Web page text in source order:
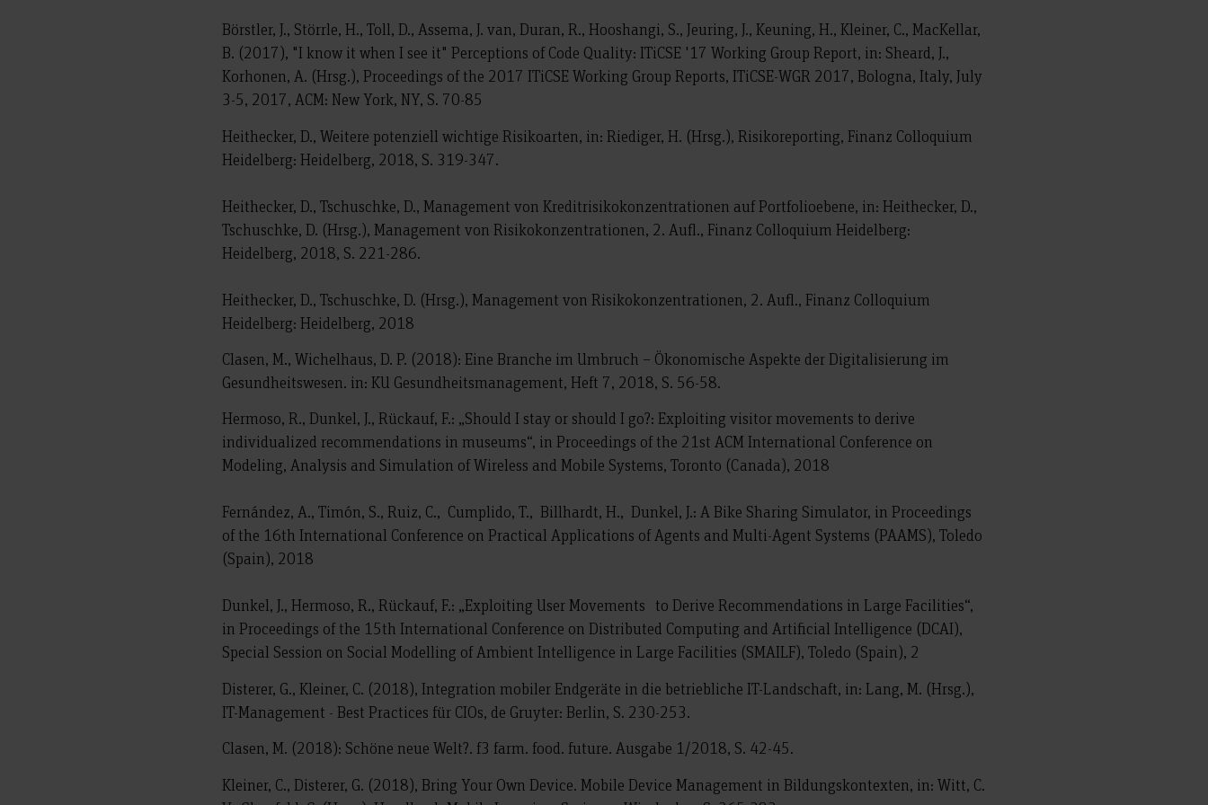
Börstler, J., Störrle, H., Toll, D., Assema, J. van, Duran, R., Hooshangi, S., Jeuring, J., Keuning, H., Kleiner, C., MacKellar,
B. (2017), "I know it when I see it" Perceptions of Code Quality: ITiCSE '17 Working Group Report, in: Sheard, J.,
Korhonen, A. (Hrsg.), Proceedings of the 2017 ITiCSE Working Group Reports, ITiCSE-WGR 2017, Bologna, Italy, July
3-5, 2017, ACM: New York, NY, S. 70-85
Heithecker, D., Weitere potenziell wichtige Risikoarten, in: Riediger, H. (Hrsg.), Risikoreporting, Finanz Colloquium
Heidelberg: Heidelberg, 2018, S. 319-347.
Heithecker, D., Tschuschke, D., Management von Kreditrisikokonzentrationen auf Portfolioebene, in: Heithecker, D.,
Tschuschke, D. (Hrsg.), Management von Risikokonzentrationen, 2. Aufl., Finanz Colloquium Heidelberg:
Heidelberg, 2018, S. 221-286.
Heithecker, D., Tschuschke, D. (Hrsg.), Management von Risikokonzentrationen, 2. Aufl., Finanz Colloquium
Heidelberg: Heidelberg, 2018
Clasen, M., Wichelhaus, D. P. (2018): Eine Branche im Umbruch – Ökonomische Aspekte der Digitalisierung im
Gesundheitswesen. in: KU Gesundheitsmanagement, Heft 7, 2018, S. 56-58.
Hermoso, R., Dunkel, J., Rückauf, F.: „Should I stay or should I go?: Exploiting visitor movements to derive
individualized recommendations in museums“, in Proceedings of the 21st ACM International Conference on
Modeling, Analysis and Simulation of Wireless and Mobile Systems, Toronto (Canada), 2018
Fernández, A., Timón, S., Ruiz, C., Cumplido, T., Billhardt, H., Dunkel, J.: A Bike Sharing Simulator, in Proceedings
of the 16th International Conference on Practical Applications of Agents and Multi-Agent Systems (PAAMS), Toledo
(Spain), 2018
Dunkel, J., Hermoso, R., Rückauf, F.: „Exploiting User Movements to Derive Recommendations in Large Facilities“,
in Proceedings of the 15th International Conference on Distributed Computing and Artificial Intelligence (DCAI),
Special Session on Social Modelling of Ambient Intelligence in Large Facilities (SMAILF), Toledo (Spain), 2
Disterer, G., Kleiner, C. (2018), Integration mobiler Endgeräte in die betriebliche IT-Landschaft, in: Lang, M. (Hrsg.),
IT-Management - Best Practices für CIOs, de Gruyter: Berlin, S. 230-253.
Clasen, M. (2018): Schöne neue Welt?. f3 farm. food. future. Ausgabe 1/2018, S. 42-45.
Kleiner, C., Disterer, G. (2018), Bring Your Own Device. Mobile Device Management in Bildungskontexten, in: Witt, C.